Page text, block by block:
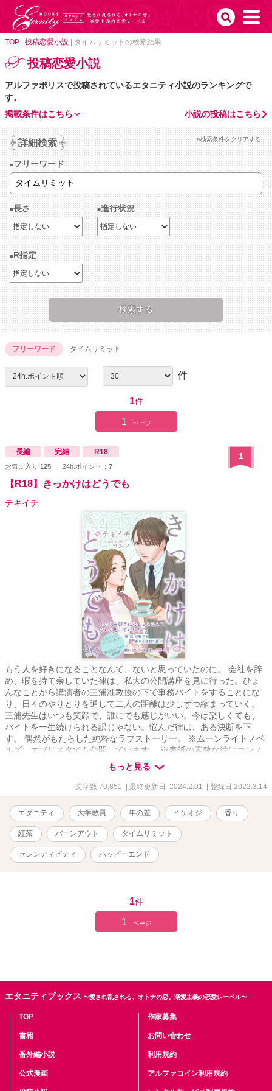
TOP 投稿恋愛小説 タイムリミットの検索結果
投稿恋愛小説
アルファポリスで投稿されているエタニティ小説のランキングで
す。
小説の投稿はこちら
掲載条件はこちら
詳細検索 ×検索条件をクリアする
フリーワード
長さ 進行状況
R指定
フリーワード タイムリミット
件
1件
1 ページ
長編 完結 R18
お気に入り:125 24h.ポイント： 7
1
【R18】きっかけはどうでも
テキイチ
もう人を好きになることなんて、ないと思っていたのに。 会社を辞
め、暇を持て余していた律は、私大の公開講座を見に行った。ひょ
んなことから講演者の三浦准教授の下で事務バイトをすることにな
り、日々のやりとりを通して二人の距離は少しずつ縮まっていく。
三浦先生はいつも笑顔で、誰にでも感じがいい。今は楽しくても、
バイトを一生続けられる訳じゃない。悩んだ律は、ある決断を下
す。 偶然がもたらした純粋なラブストーリー。 ※ムーンライトノベ
ルズ、エブリスタでも公開しています。 ※表紙の素敵な絵はコンノ
様（@hasunorenkon）にお願いしました。
もっと見る
文字数 70,851 | 最終更新日 2024.2.01 | 登録日 2022.3.14
エタニティ 大学教員 年の差 イケオジ 香り
紅茶 バーンアウト タイムリミット
セレンディピティ ハッピーエンド
1件
1 ページ
エタニティブックス 〜愛され乱される、オトナの恋。溺愛主義の恋愛レーベル〜
TOP
書籍
番外編小説
公式漫画
作家募集
お問い合わせ
利用規約
アルファコイン利用規約